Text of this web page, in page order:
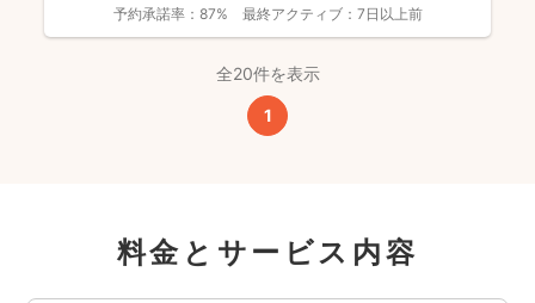
予約承諾率： 87% 最終アクティブ： 7日以上前
全20件を表示
1
料金とサービス内容